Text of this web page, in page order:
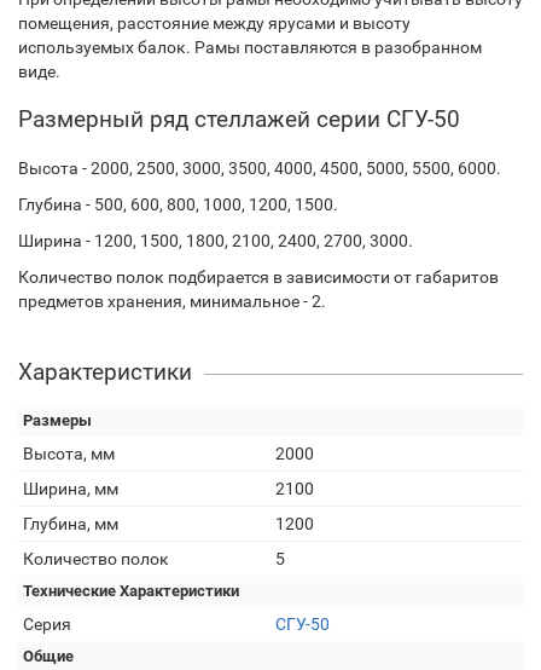
помещения, расстояние между ярусами и высоту
используемых балок. Рамы поставляются в разобранном
виде.
Размерный ряд стеллажей серии СГУ-50
Высота - 2000, 2500, 3000, 3500, 4000, 4500, 5000, 5500, 6000.
Глубина - 500, 600, 800, 1000, 1200, 1500.
Ширина - 1200, 1500, 1800, 2100, 2400, 2700, 3000.
Количество полок подбирается в зависимости от габаритов
предметов хранения, минимальное - 2.
Характеристики
Размеры
Высота, мм
2000
Ширина, мм
2100
Глубина, мм
1200
Количество полок
5
Технические Характеристики
Серия СГУ-50
Общие